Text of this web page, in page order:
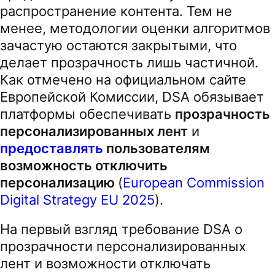
распространение контента. Тем не
менее, методологии оценки алгоритмов
зачастую остаются закрытыми, что
делает прозрачность лишь частичной.
Как отмечено на официальном сайте
Европейской Комиссии, DSA обязывает
платформы обеспечивать прозрачность
персонализированных лент и
предоставлять пользователям
возможность отключить
персонализацию (European Commission
Digital Strategy EU 2025).
На первый взгляд требование DSA о
прозрачности персонализированных
лент и возможности отключать